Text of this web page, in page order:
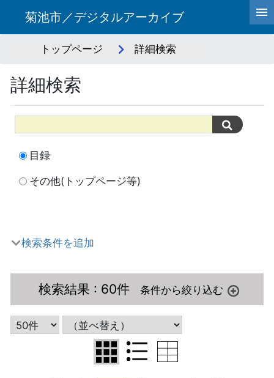
菊池市／デジタルアーカイブ
トップページ 詳細検索
詳細検索
目録
その他(トップページ等)
検索条件を追加
検索結果 : 60件